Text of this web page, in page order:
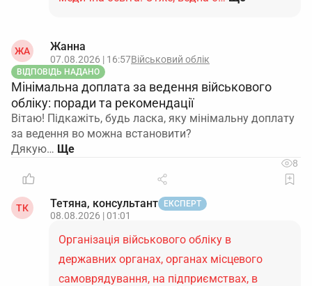
ЖА Жанна
07.08.2026 | 16:57Військовий облік
ВІДПОВІДЬ НАДАНО
Мінімальна доплата за ведення військового
обліку: поради та рекомендації
Вітаю! Підкажіть, будь ласка, яку мінімальну доплату
за ведення во можна встановити?
Дякую…
8
ТК Тетяна, консультант ЕКСПЕРТ
08.08.2026 | 01:01
Організація військового обліку в
державних органах, органах місцевого
самоврядування, на підприємствах, в